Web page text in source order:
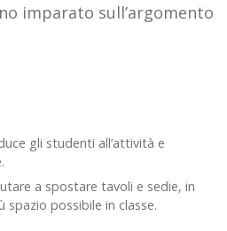
imparato sull’argomento
gli studenti all’attività e
a spostare tavoli e sedie, in
spazio possibile in classe.